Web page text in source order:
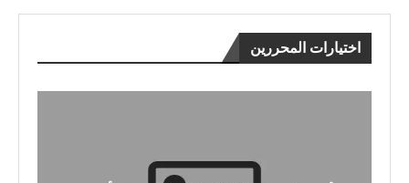
اختيارات المحررين